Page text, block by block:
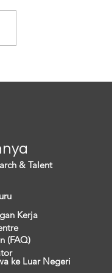
persoalan
& Talent
Kerja
(FAQ)
ke Luar Negeri